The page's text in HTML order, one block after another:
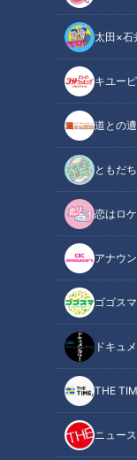
太田×石
キユー
道との
ともだ
恋はロケ
アナウ
ゴゴスマ
ドキュ
THE
ニュー
アナウンサ
アナウンサ
こちらは肩をぐる
【本編動画はこちら
今回は久しぶりの
ナ・榊原アナ、夏
ていきます。楽し
に反省会？実はあ
た(笑)その他にも春
などなどトークして
■チャンネル登録・
します！■